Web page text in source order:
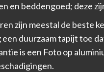
en beddengoed; deze
zijn meestal de beste
een duurzaam tapijt toe
is een Foto op